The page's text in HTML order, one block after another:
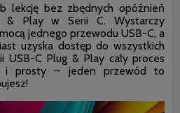
lekcję bez zbędnych opóźnień
& Play w Serii C. Wystarczy
jednego przewodu USB-C, a
uzyska dostęp do wszystkich
USB-C Plug & Play cały proces
i prosty – jeden przewód to